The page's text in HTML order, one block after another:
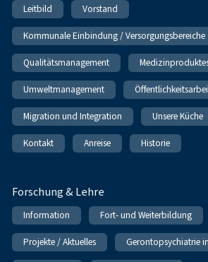
Leitbild Vorstand
Kommunale Einbindung / Versorgungsbereiche
Qualitätsmanagement
Umweltmanagement
Migration und Integration Unsere Küche
Kontakt Anreise Historie
Forschung & Lehre
Information Fort- und Weiterbildung
Projekte / Aktuelles Gerontopsychiatrie